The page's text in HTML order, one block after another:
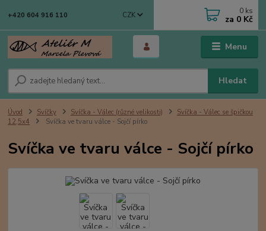
Menu
CZK
Hledat
+420 604 916 110 0 ks
za 0 Kč
Úvod Svíčky Svíčka - Válec (různé velikosti)
Svíčka - Válec se špičkou
12,5x4
Svíčka ve tvaru válce - Sojčí pírko
Svíčka ve tvaru válce - Sojčí pírko